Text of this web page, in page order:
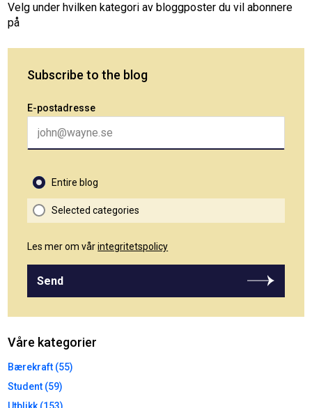
Velg under hvilken kategori av bloggposter du vil abonnere
på
Subscribe to the blog
E-postadresse
Entire blog
Selected categories
Les mer om vårintegritetspolicy
Send
Våre kategorier
Bærekraft (55)
Student (59)